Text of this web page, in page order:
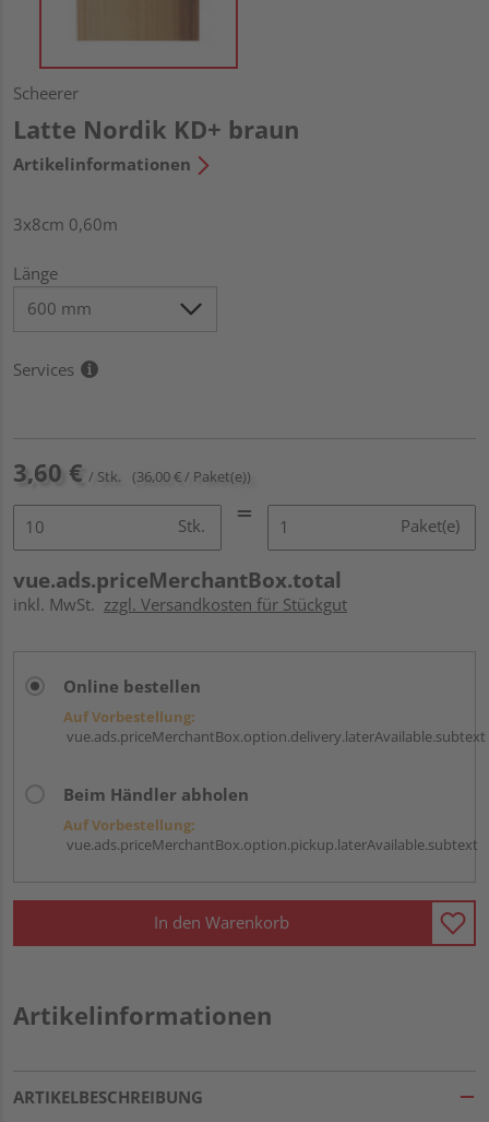
Scheerer
Latte Nordik KD+ braun
Artikelinformationen
3x8cm 0,60m
Länge
Services
3,60 € / Stk. (36,00 € / Paket(e))
Stk. Paket(e)
vue.ads.priceMerchantBox.total
inkl. MwSt. zzgl. Versandkosten für Stückgut
Online bestellen
Auf Vorbestellung:
vue.ads.priceMerchantBox.option.delivery.laterAvailable.subtext
Beim Händler abholen
Auf Vorbestellung:
vue.ads.priceMerchantBox.option.pickup.laterAvailable.subtext
In den Warenkorb
Artikelinformationen
ARTIKELBESCHREIBUNG